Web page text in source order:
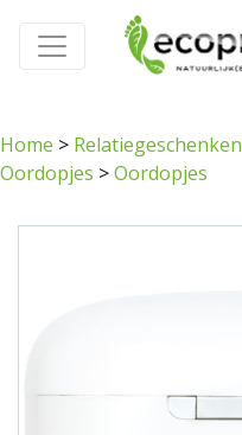
Home > Relatiegeschenken
Oordopjes >Oordopjes